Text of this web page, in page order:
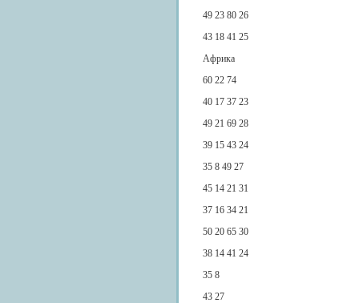
49 23 80 26
43 18 41 25
Африка
60 22 74
40 17 37 23
49 21 69 28
39 15 43 24
35 8 49 27
45 14 21 31
37 16 34 21
50 20 65 30
38 14 41 24
35 8
43 27